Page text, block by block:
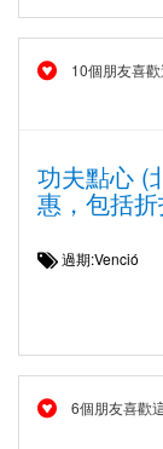
10個朋友喜
功夫點心 (
惠，包括
過期:Venció
6個朋友喜歡